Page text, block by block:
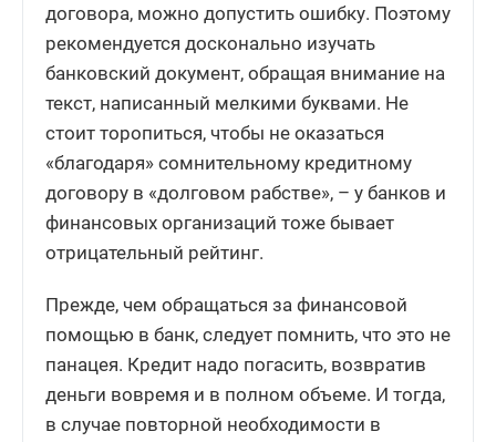
договора, можно допустить ошибку. Поэтому
рекомендуется досконально изучать
банковский документ, обращая внимание на
текст, написанный мелкими буквами. Не
стоит торопиться, чтобы не оказаться
«благодаря» сомнительному кредитному
договору в «долговом рабстве», – у банков и
финансовых организаций тоже бывает
отрицательный рейтинг.
Прежде, чем обращаться за финансовой
помощью в банк, следует помнить, что это не
панацея. Кредит надо погасить, возвратив
деньги вовремя и в полном объеме. И тогда,
в случае повторной необходимости в